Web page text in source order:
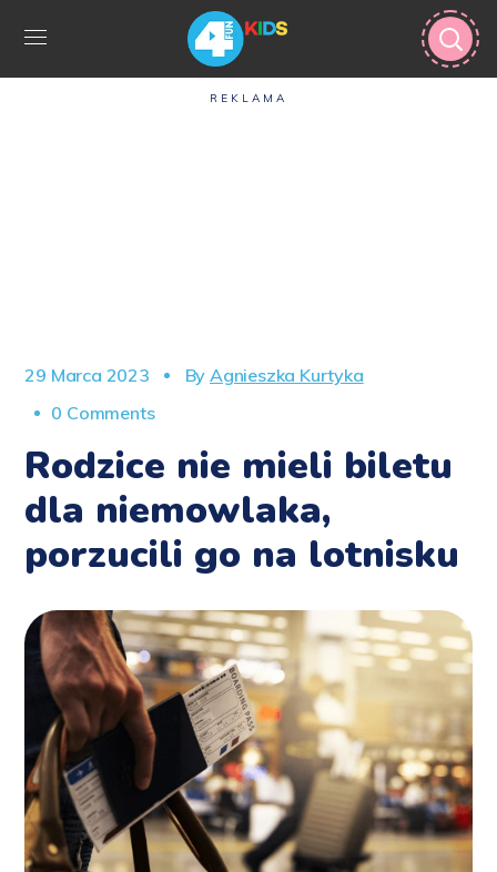
REKLAMA
29 Marca 2023 ByAgnieszka Kurtyka
0 Comments
Rodzice nie mieli biletu
dla niemowlaka,
porzucili go na lotnisku